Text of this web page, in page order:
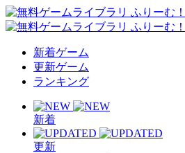
新着ゲーム
更新ゲーム
ランキング
新着
更新